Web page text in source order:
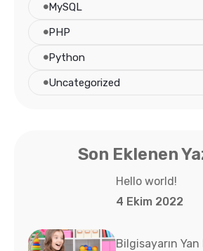
MySQL
PHP
Python
Uncategorized
Son Eklenen
Hello world!
4 Ekim 2022
Bilgisayarın